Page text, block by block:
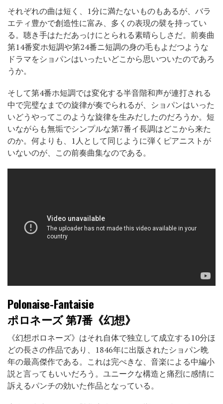
それぞれの曲は短く、1分に満たないものもあるが、バラ
エティ豊かで創造性に富み、多くの表現の襞を持ってい
る。聴き手はただあっけにとられる素晴らしさだ。前奏曲
第14番変ホ短調や第24番ニ短調の身の毛もよだつような
ドラマをショパンはいったいどこから思いついたのであろ
うか。
そして第4番ホ短調では変化する半音階和声が連打される
中で完璧なまでの旋律が奏でられるが、ショパンはいった
いどうやってこのような旋律を生みだしたのだろうか。短
いながらも無垢でシンプルな第7番イ長調はどこから来た
のか。何よりも、1人として同じように弾くピアニストが
いないのが、この前奏曲集なのである。
Polonaise-Fantaisie
ポロネーズ 第7番《幻想》
《幻想ポロネーズ》はそれ自体で独立して成立する10分ほ
どの長さの作品であり、1846年に出版されたショパン晩
年の最高傑作である。これは完ぺきな、音楽による中編小
説と言ってもいいだろう。ユニークな構造と痛烈に感情に
訴えるパンチの効いた作品となっている。